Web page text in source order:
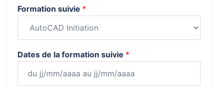
Formation suivie *
Dates de la formation suivie *